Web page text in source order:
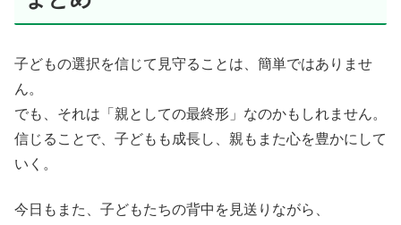
子どもの選択を信じて見守ることは、簡単ではありませ
ん。
でも、それは「親としての最終形」なのかもしれません。
信じることで、子どもも成長し、親もまた心を豊かにして
いく。
今日もまた、子どもたちの背中を見送りながら、